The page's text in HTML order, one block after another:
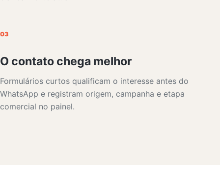
03
O contato chega melhor
Formulários curtos qualificam o interesse antes do
WhatsApp e registram origem, campanha e etapa
comercial no painel.